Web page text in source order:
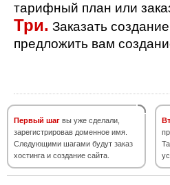
тарифный план или
Три. Заказать
предложить вам
Первый шаг вы уже сделали,
зарегистрировав доменное имя.
Следующими шагами будут заказ
хостинга и создание сайта.